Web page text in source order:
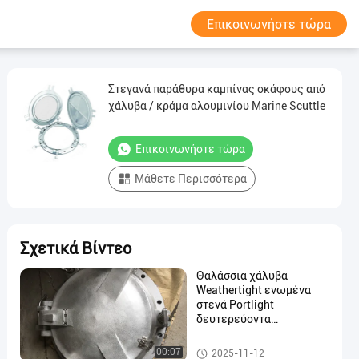
Επικοινωνήστε τώρα
Στεγανά παράθυρα καμπίνας σκάφους από
χάλυβα / κράμα αλουμινίου Marine Scuttle
Επικοινωνήστε τώρα
Μάθετε Περισσότερα
Σχετικά Βίντεο
00:07
Θαλάσσια χάλυβα
Weathertight ενωμένα
στενά Portlight
δευτερεύοντα
τύπων θαλάσσια
Θαλάσσια παράθυρα
2025-11-12